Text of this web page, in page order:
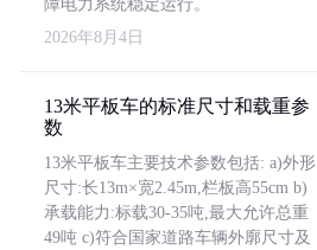
障电力系统稳定运行。
2026年8月4日
13米平板车的标准尺寸和载重参
数
13米平板车主要技术参数包括: a)外形
尺寸:长13m×宽2.45m,栏板高55cm b)
承载能力:标载30-35吨,最大允许总重
49吨 c)符合国家道路车辆外廓尺寸及